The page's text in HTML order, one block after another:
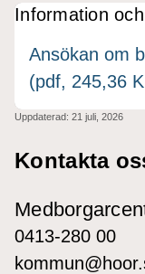
Information
Ansökan om
(pdf, 245,36
Uppdaterad: 21 juli, 2026
Kontakta
0413-280 00